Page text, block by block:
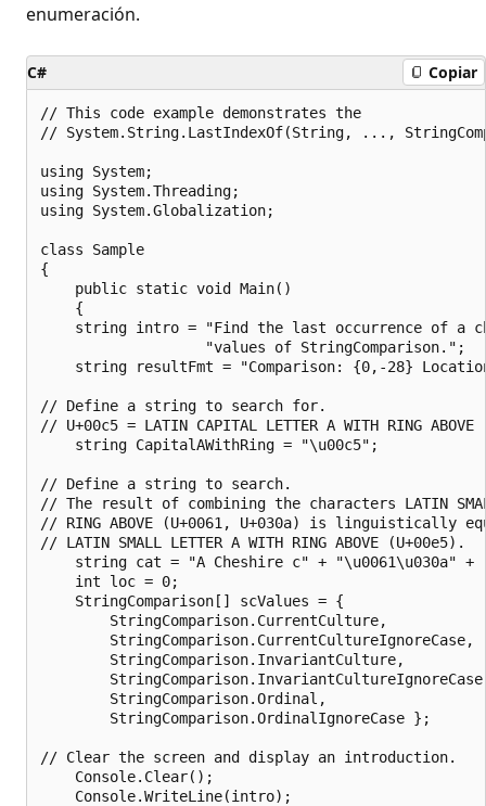
enumeración.
C# Copiar
// This code example demonstrates the
// System.String.LastIndexOf(String, ...,
using System;
using System.Threading;
using System.Globalization;
class Sample
{
    public static void Main()
    {
string intro = "Find the last occurrence of a
                   "values of StringComparison.";
string resultFmt = "Comparison: {0,-28}
// Define a string to search for.
// U+00c5 = LATIN CAPITAL LETTER A WITH RING ABOVE
    string CapitalAWithRing = "\u00c5";
// Define a string to search.
// The result of combining the characters LATIN SMALL
// RING ABOVE (U+0061, U+030a) is linguistically
// LATIN SMALL LETTER A WITH RING ABOVE (U+00e5).
string cat = "A Cheshire c" + "\u0061\u030a" +
    int loc = 0;
    StringComparison[] scValues = {
        StringComparison.CurrentCulture,
        StringComparison.CurrentCultureIgnoreCase,
        StringComparison.InvariantCulture,
        StringComparison.Ordinal,
        StringComparison.OrdinalIgnoreCase };
// Clear the screen and display an introduction.
    Console.Clear();
    Console.WriteLine(intro);